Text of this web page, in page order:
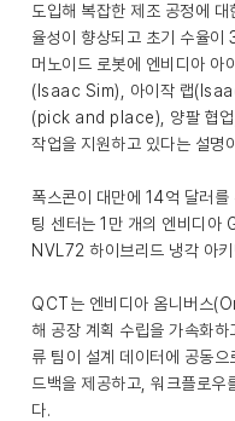
도입해 복잡한 제조 공정에
율성이 향상되고 초기 수율이
머노이드 로봇에 엔비디아
(Isaac Sim), 아이작 랩
(pick and place), 양팔 협업,
작업을 지원하고 있다는 설명
폭스콘이 대만에 14억 달러
팅 센터는 1만 개의 엔비디
NVL72 하이브리드 냉각 아
QCT는 엔비디아 옴니버스
해 공장 계획 수립을 가속화
류 팀이 설계 데이터에 공동
드백을 제공하고, 워크플로우
다.